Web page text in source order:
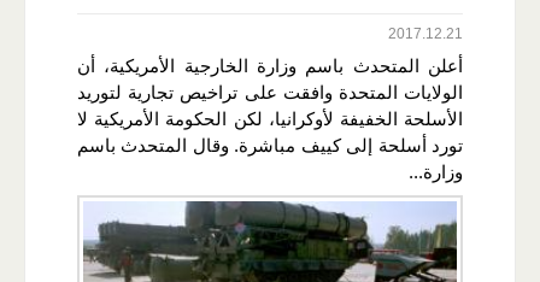
2017.12.21
أعلن المتحدث باسم وزارة الخارجية الأمريكية، أن
الولايات المتحدة وافقت على تراخيص تجارية لتوريد
الأسلحة الخفيفة لأوكرانيا، لكن الحكومة الأمريكية لا
تورد أسلحة إلى كييف مباشرة. وقال المتحدث باسم
وزارة...